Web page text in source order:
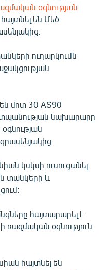
օգնության
են Մեծ
ուղարկումն
մոտ 30 AS90
նախարարը
կսկսի ուսուցանել
տանկերի և
հայտարարել է
ռազմական օգնություն
հայտնել են